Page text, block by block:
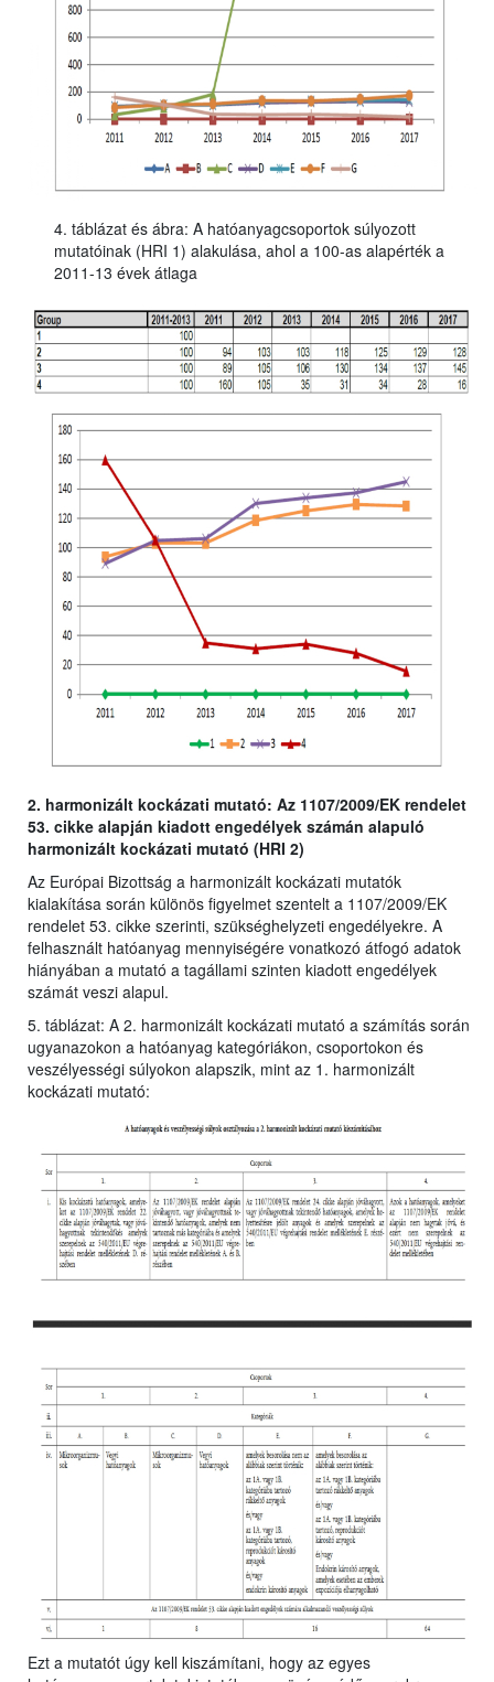
4. táblázat és ábra: A hatóanyagcsoportok súlyozott
mutatóinak (HRI 1) alakulása, ahol a 100-as alapérték a
2011-13 évek átlaga
2. harmonizált kockázati mutató: Az 1107/2009/EK rendelet
53. cikke alapján kiadott engedélyek számán alapuló
harmonizált kockázati mutató (HRI 2)
Az Európai Bizottság a harmonizált kockázati mutatók
kialakítása során különös figyelmet szentelt a 1107/2009/EK
rendelet 53. cikke szerinti, szükséghelyzeti engedélyekre. A
felhasznált hatóanyag mennyiségére vonatkozó átfogó adatok
hiányában a mutató a tagállami szinten kiadott engedélyek
számát veszi alapul.
5. táblázat: A 2. harmonizált kockázati mutató a számítás során
ugyanazokon a hatóanyag kategóriákon, csoportokon és
veszélyességi súlyokon alapszik, mint az 1. harmonizált
kockázati mutató:
Ezt a mutatót úgy kell kiszámítani, hogy az egyes